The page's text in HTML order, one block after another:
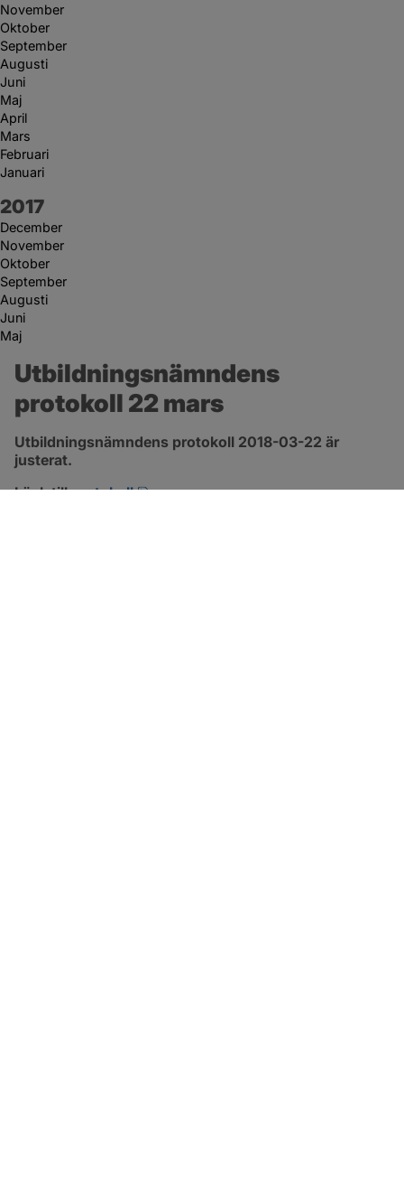
November
Oktober
September
Augusti
Juni
Maj
April
Mars
Februari
Januari
År:
2017
December
November
Oktober
September
Augusti
Juni
Maj
Utbildningsnämndens
protokoll 22 mars
Utbildningsnämndens protokoll 2018-03-22 är
justerat.
Länk till protokoll pdf, 221.3 kB.